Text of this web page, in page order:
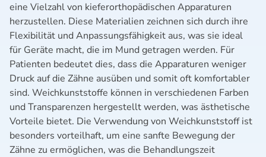
eine Vielzahl von kieferorthopädischen Apparaturen
herzustellen. Diese Materialien zeichnen sich durch ihre
Flexibilität und Anpassungsfähigkeit aus, was sie ideal
für Geräte macht, die im Mund getragen werden. Für
Patienten bedeutet dies, dass die Apparaturen weniger
Druck auf die Zähne ausüben und somit oft komfortabler
sind. Weichkunststoffe können in verschiedenen Farben
und Transparenzen hergestellt werden, was ästhetische
Vorteile bietet. Die Verwendung von Weichkunststoff ist
besonders vorteilhaft, um eine sanfte Bewegung der
Zähne zu ermöglichen, was die Behandlungszeit